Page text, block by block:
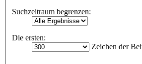
Suchzeitraum begrenzen:
Die ersten:
Zeichen der